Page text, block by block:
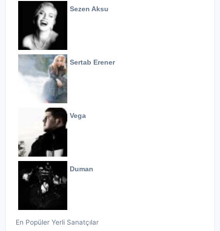
Sezen Aksu
Sertab Erener
Vega
Duman
En Popüler Yerli Sanatçılar